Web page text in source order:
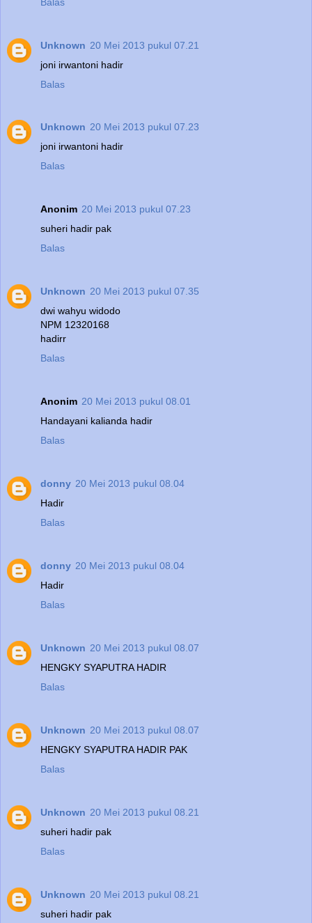
Unknown 20 Mei 2013 pukul 07.21
joni irwantoni hadir
Balas
Unknown 20 Mei 2013 pukul 07.23
joni irwantoni hadir
Balas
Anonim 20 Mei 2013 pukul 07.23
suheri hadir pak
Balas
Unknown 20 Mei 2013 pukul 07.35
dwi wahyu widodo
NPM 12320168
hadirr
Balas
Anonim 20 Mei 2013 pukul 08.01
Handayani kalianda hadir
Balas
donny 20 Mei 2013 pukul 08.04
Hadir
Balas
donny 20 Mei 2013 pukul 08.04
Hadir
Balas
Unknown 20 Mei 2013 pukul 08.07
HENGKY SYAPUTRA HADIR
Balas
Unknown 20 Mei 2013 pukul 08.07
HENGKY SYAPUTRA HADIR PAK
Balas
Unknown 20 Mei 2013 pukul 08.21
suheri hadir pak
Balas
Unknown 20 Mei 2013 pukul 08.21
suheri hadir pak